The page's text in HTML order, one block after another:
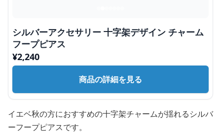
シルバーアクセサリー 十字架デザイン チャーム
フープピアス
¥2,240
商品の詳細を見る
イエベ秋の方におすすめの十字架チャームが揺れるシルバ
ーフープピアスです。